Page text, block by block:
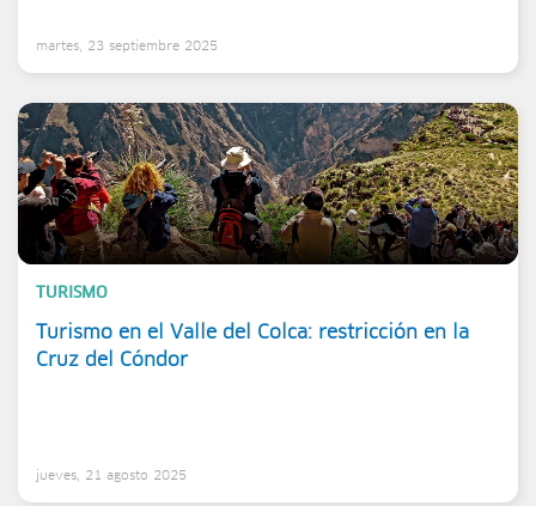
martes, 23 septiembre 2025
TURISMO
Turismo en el Valle del Colca: restricción en la
Cruz del Cóndor
jueves, 21 agosto 2025